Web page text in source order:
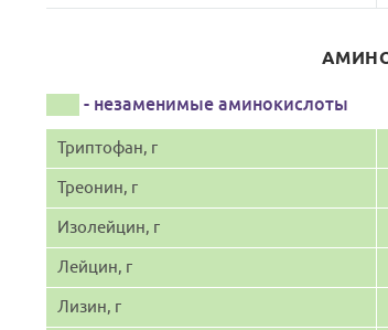
- незаменимые аминокислоты
Триптофан, г
Треонин, г
Изолейцин, г
Лейцин, г
Лизин, г